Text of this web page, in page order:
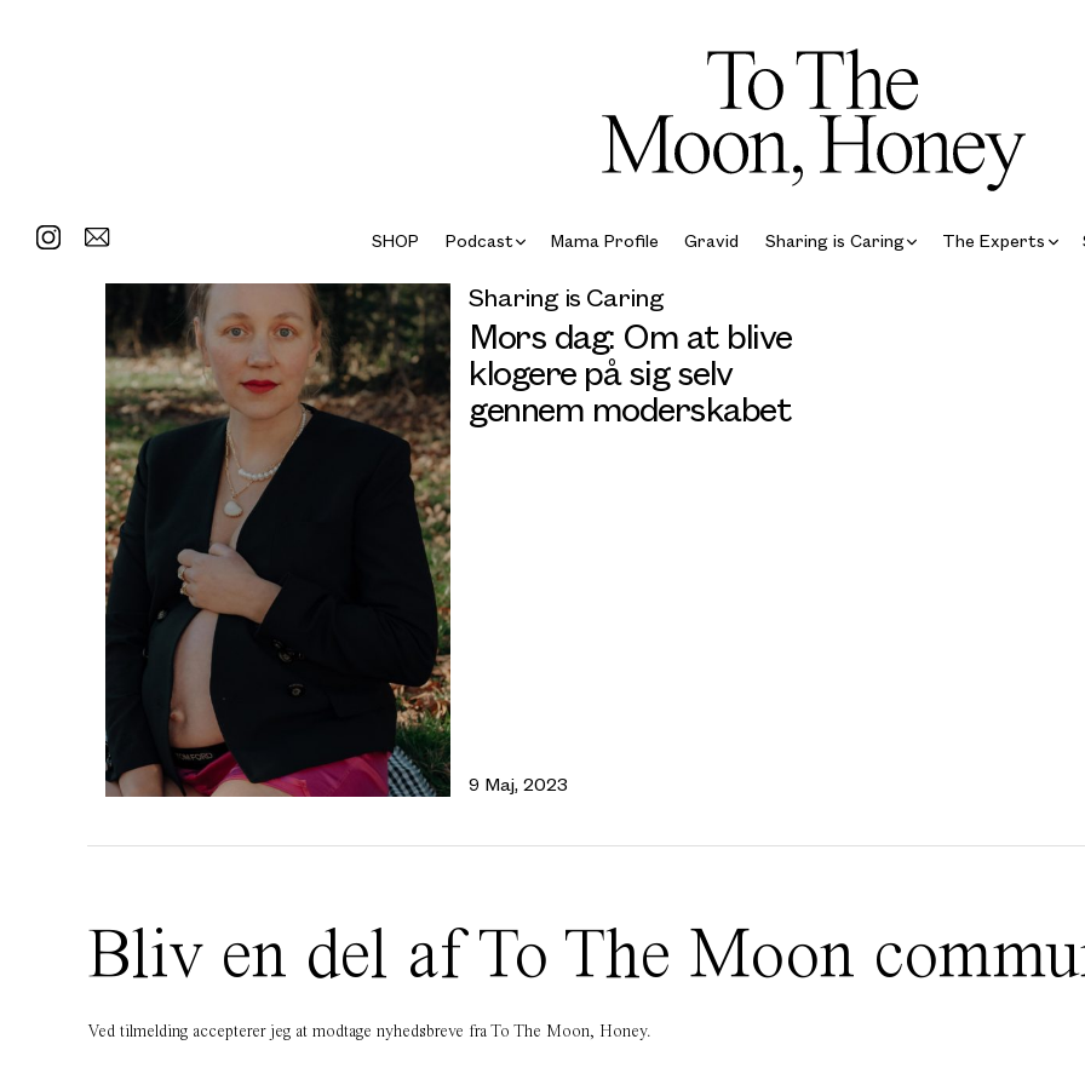
SHOP Podcast Mama Profile Gravid Sharing is Caring The Experts
Sharing is Caring
Mors dag: Om at blive
klogere på sig selv
gennem moderskabet
9 Maj, 2023
Bliv en del af To The Moon
Ved tilmelding accepterer jeg at modtage nyhedsbreve fra To The Moon, Honey.